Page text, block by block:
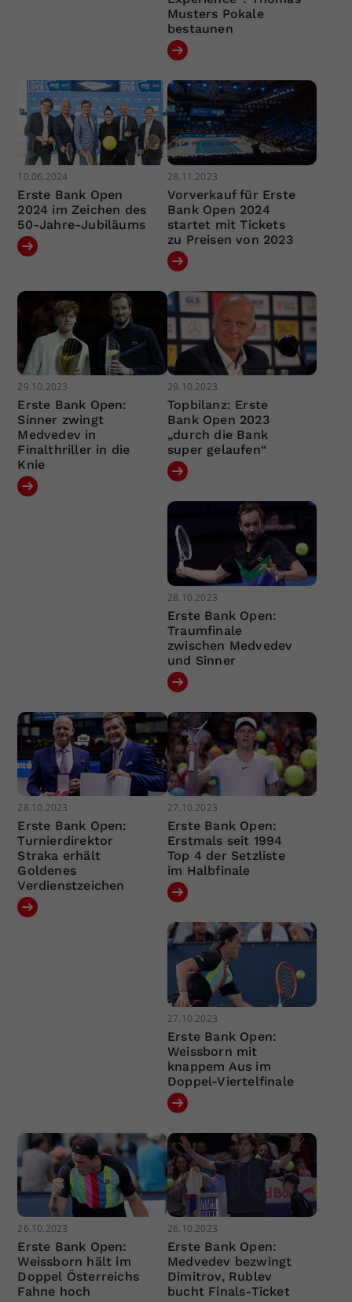
Musters Pokale
bestaunen
10.06.2024
Erste Bank Open
2024 im Zeichen des
50-Jahre-Jubiläums
28.11.2023
Vorverkauf für Erste
Bank Open 2024
startet mit Tickets
zu Preisen von 2023
29.10.2023
Erste Bank Open:
Sinner zwingt
Medvedev in
Finalthriller in die
Knie
29.10.2023
Topbilanz: Erste
Bank Open 2023
„durch die Bank
super gelaufen“
28.10.2023
Erste Bank Open:
Traumfinale
zwischen Medvedev
und Sinner
28.10.2023
Erste Bank Open:
Turnierdirektor
Straka erhält
Goldenes
Verdienstzeichen
27.10.2023
Erste Bank Open:
Erstmals seit 1994
Top 4 der Setzliste
im Halbfinale
27.10.2023
Erste Bank Open:
Weissborn mit
knappem Aus im
Doppel-Viertelfinale
26.10.2023
Erste Bank Open:
Weissborn hält im
Doppel Österreichs
Fahne hoch
26.10.2023
Erste Bank Open:
Medvedev bezwingt
Dimitrov, Rublev
bucht Finals-Ticket